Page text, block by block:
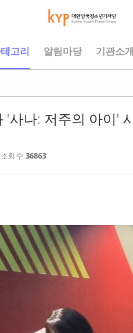
고리 알림마당 기관소개
'사나: 저주의 아이'
조회 수 36863
스케치북5